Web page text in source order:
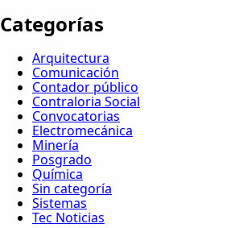
Categorías
Arquitectura
Comunicación
Contador público
Contraloria Social
Convocatorias
Electromecánica
Minería
Posgrado
Química
Sin categoría
Sistemas
Tec Noticias